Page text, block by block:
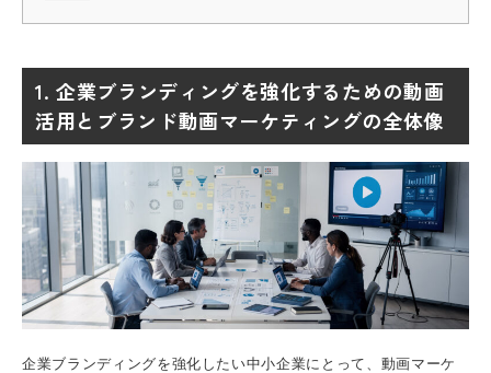
1. 企業ブランディングを強化するための動画
活用とブランド動画マーケティングの全体像
企業ブランディングを強化したい中小企業にとって、動画マーケ